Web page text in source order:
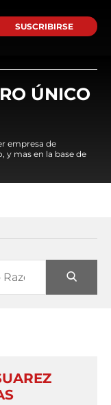
SUSCRIBIRSE
ÚNICO
empresa de
y mas en la base de